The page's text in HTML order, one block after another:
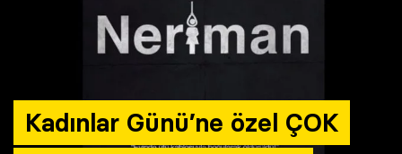
Kadınlar Günü’ne özel ÇOK